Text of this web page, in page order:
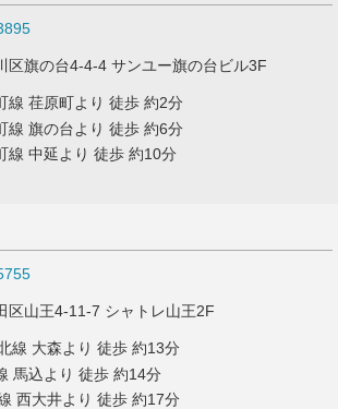
区旗の台4-4-4 サンユー旗の台ビル3F
線 荏原町より 徒歩 約2分
線 旗の台より 徒歩 約6分
線 中延より 徒歩 約10分
区山王4-11-7 シャトレ山王2F
線 大森より 徒歩 約13分
馬込より 徒歩 約14分
西大井より 徒歩 約17分